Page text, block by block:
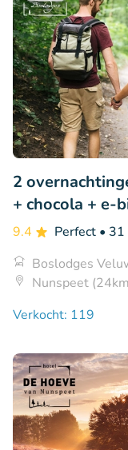
2
+ chocola + e-
9.4 Perfect •
Boslodges
Nunspeet
Verkocht: 119